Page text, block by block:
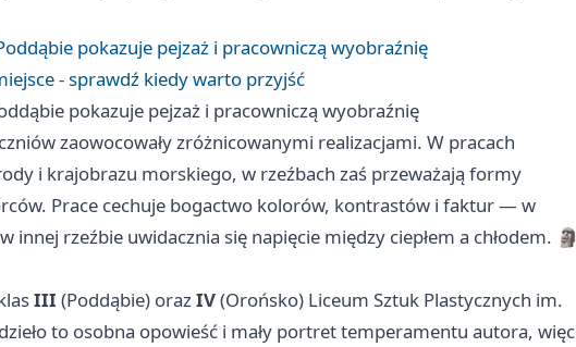
pokazuje pejzaż i pracowniczą wyobraźnię
- sprawdź kiedy warto przyjść
pokazuje pejzaż i pracowniczą wyobraźnię
zaowocowały zróżnicowanymi realizacjami. W pracach
i krajobrazu morskiego, w rzeźbach zaś przeważają formy
Prace cechuje bogactwo kolorów, kontrastów i faktur — w
innej rzeźbie uwidacznia się napięcie między ciepłem a chłodem. 🗿
III (Poddąbie) orazIV(Orońsko) Liceum Sztuk Plastycznych im.
to osobna opowieść i mały portret temperamentu autora, więc